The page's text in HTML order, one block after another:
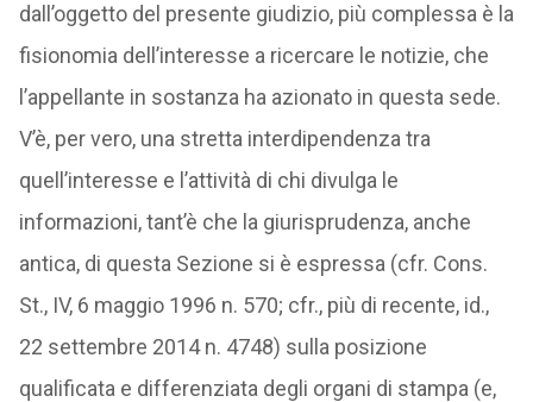
dall’oggetto del presente giudizio, più complessa è la
fisionomia dell’interesse a ricercare le notizie, che
l’appellante in sostanza ha azionato in questa sede.
V’è, per vero, una stretta interdipendenza tra
quell’interesse e l’attività di chi divulga le
informazioni, tant’è che la giurisprudenza, anche
antica, di questa Sezione si è espressa (cfr. Cons.
St., IV, 6 maggio 1996 n. 570; cfr., più di recente, id.,
22 settembre 2014 n. 4748) sulla posizione
qualificata e differenziata degli organi di stampa (e,